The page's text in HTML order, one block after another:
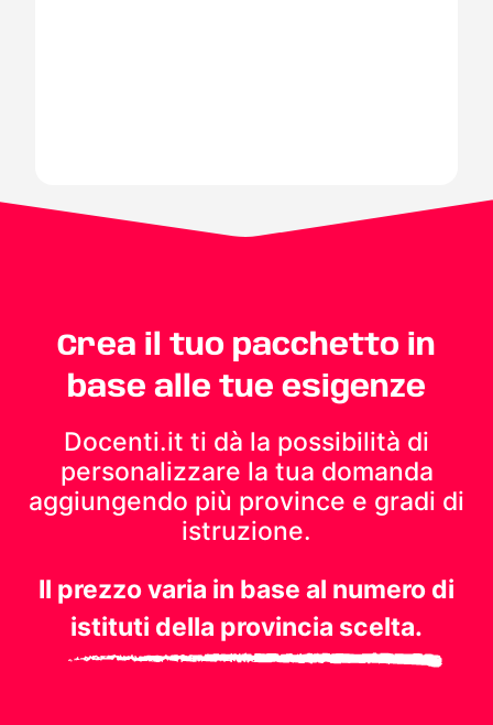
Crea il tuo pacchetto in
base alle tue esigenze
Docenti.it ti dà la possibilità di
personalizzare la tua domanda
aggiungendo più province e gradi di
istruzione.
Il prezzo varia in base al numero di
istituti della provincia scelta.